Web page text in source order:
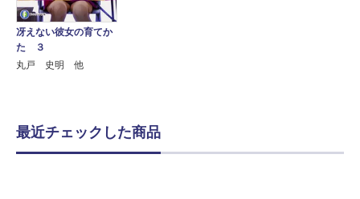
冴えない彼女の育てか
た ３
丸戸 史明 他
最近チェックした商品